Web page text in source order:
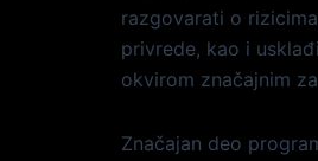
razgovarati o
privrede, kao i
okvirom značajnim
Značajan deo